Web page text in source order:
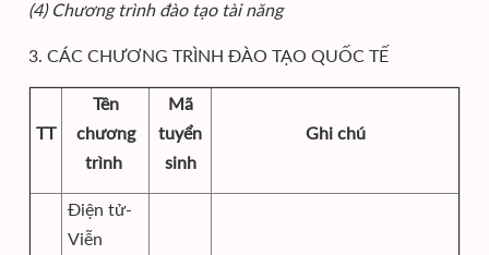
(4) Chương trình đào tạo tài năng
3. CÁC CHƯƠNG TRÌNH ĐÀO TẠO QUỐC TẾ
TT
Tên
chương
trình
Mã
tuyển
sinh
Ghi chú
Điện tử-
Viễn